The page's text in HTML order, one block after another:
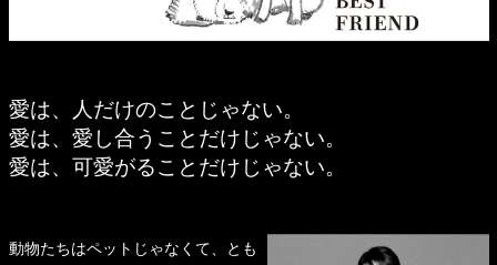
愛は、人だけのことじゃない。
愛は、愛し合うことだけじゃない。
愛は、可愛がることだけじゃない。
動物たちはペットじゃなくて、とも